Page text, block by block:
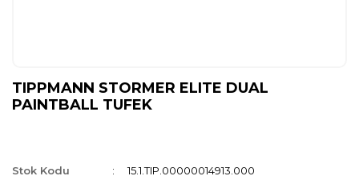
TIPPMANN STORMER ELITE DUAL
PAINTBALL TUFEK
Stok Kodu
15.1.TIP.00000014913.000